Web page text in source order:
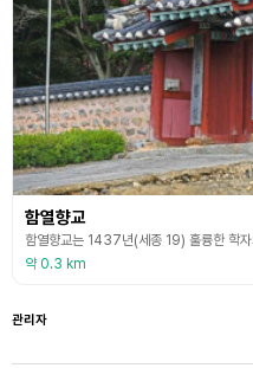
함열향교
약 0.3 km
관리자